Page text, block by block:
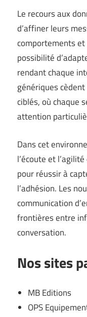
Le recours aux
d’affiner leurs
comportements
possibilité
rendant chaque
génériques
ciblés, où chaque
attention
Dans cet
l’écoute et
pour réussir à
l’adhésion. Les
communication
frontières entre
conversation.
Nos sites
MB Editions
OPS